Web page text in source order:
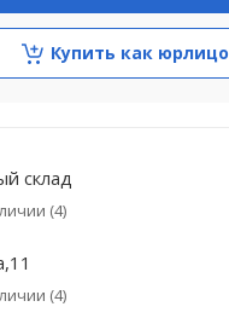
Купить как юрлицо
склад
(4)
(4)